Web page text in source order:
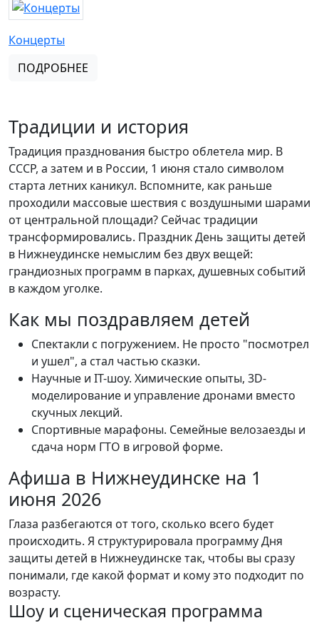
Концерты
ПОДРОБНЕЕ
Традиции и история
Традиция празднования быстро облетела мир. В
СССР, а затем и в России, 1 июня стало символом
старта летних каникул. Вспомните, как раньше
проходили массовые шествия с воздушными шарами
от центральной площади? Сейчас традиции
трансформировались. Праздник День защиты детей
в Нижнеудинске немыслим без двух вещей:
грандиозных программ в парках, душевных событий
в каждом уголке.
Как мы поздравляем детей
Спектакли с погружением. Не просто "посмотрел
и ушел", а стал частью сказки.
Научные и IT-шоу. Химические опыты, 3D-
моделирование и управление дронами вместо
скучных лекций.
Спортивные марафоны. Семейные велозаезды и
сдача норм ГТО в игровой форме.
Афиша в Нижнеудинске на 1
июня 2026
Глаза разбегаются от того, сколько всего будет
происходить. Я структурировала программу Дня
защиты детей в Нижнеудинске так, чтобы вы сразу
понимали, где какой формат и кому это подходит по
возрасту.
Шоу и сценическая программа